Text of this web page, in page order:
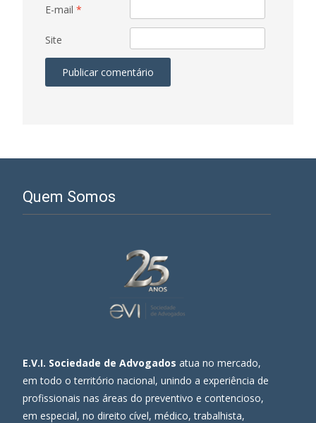
E-mail *
Site
Quem Somos
E.V.I. Sociedade de Advogados atua no mercado,
em todo o território nacional, unindo a experiência de
profissionais nas áreas do preventivo e contencioso,
em especial, no direito cível, médico, trabalhista,